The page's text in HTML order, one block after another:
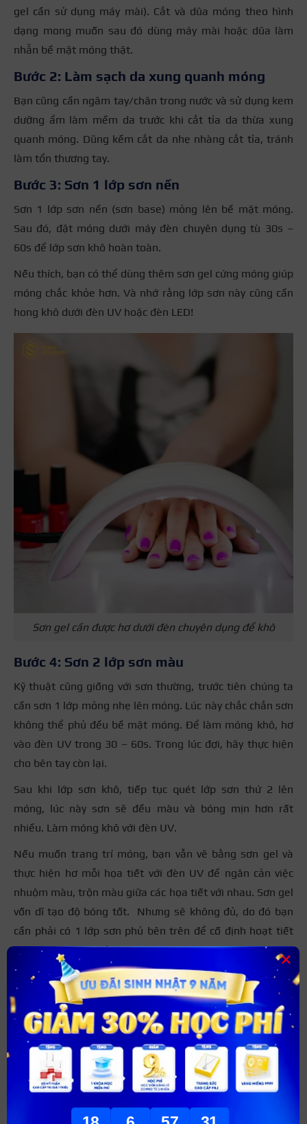
gel cần sử dụng máy mài). Cắt và dũa móng theo hình
dạng mong muốn sau đó dùng máy mài hoặc dũa làm
nhẵn bề mặt móng thật.
Bước 2: Làm sạch da xung quanh móng
Bạn cũng cần ngâm tay/chân trong nước và sử dụng kem
dưỡng ẩm làm mềm da trước khi cắt tỉa da thừa xung
quanh móng. Dũng kềm cắt da nhẹ nhàng cắt tỉa, tránh
làm tổn thương tay.
Bước 3: Sơn 1 lớp sơn nền
Sơn 1 lớp sơn nền (sơn base) mỏng lên bề mặt móng.
Sau đó, đặt móng dưới máy đèn chuyên dụng tù 30s –
60s để lớp sơn khô hoàn toàn.
Nếu thích, bạn có thể dùng thêm sơn gel cứng móng giúp
móng chắc khỏe hơn. Và nhớ rằng lớp sơn này cũng cần
hong khô dưới đèn UV hoặc đèn LED!
Sơn gel cần được hơ dưới đèn chuyên dụng để khô
Bước 4: Sơn 2 lớp sơn màu
Kỹ thuật cũng giống với sơn thường, trước tiên chúng ta
cần sơn 1 lớp mỏng nhẹ lên móng. Lúc này chắc chắn sơn
không thể phủ đều bề mặt móng. Để làm móng khô, hơ
vào đèn UV trong 30 – 60s. Trong lúc đợi, hãy thực hiện
cho bên tay còn lại.
Sau khi lớp sơn khô, tiếp tục quét lớp sơn thứ 2 lên
móng, lúc này sơn sẽ đều màu và bóng mịn hơn rất
nhiều. Làm móng khô với đèn UV.
Nếu muốn trang trí móng, bạn vẫn vẽ bằng sơn gel và
thực hiện hơ mỗi họa tiết với đèn UV để ngăn cản việc
nhuộm màu, trộn màu giữa các họa tiết với nhau. Sơn gel
vốn dĩ tạo độ bóng tốt. Nhưng sẽ không đủ, do đó bạn
cần phải có 1 lớp sơn phủ bên trên để cố định hoạt tiết
cũng như tạo lớp bảo vệ cho sơn bên trong.
Bước 5: Sơn phủ/ sơn top
Cuối cùng, hãy sơn top phủ lên trên để cố định những lớp
sơn trước vào móng và giúp móng bóng, đẹp hơn. Đây là
bước cuối cùng trong các bước sơn móng tay bằng sơn
×